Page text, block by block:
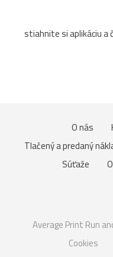
stiahnite si aplikáciu a
O nás
Tlačený a predaný
Súťaže
Average Print Run
Cookies